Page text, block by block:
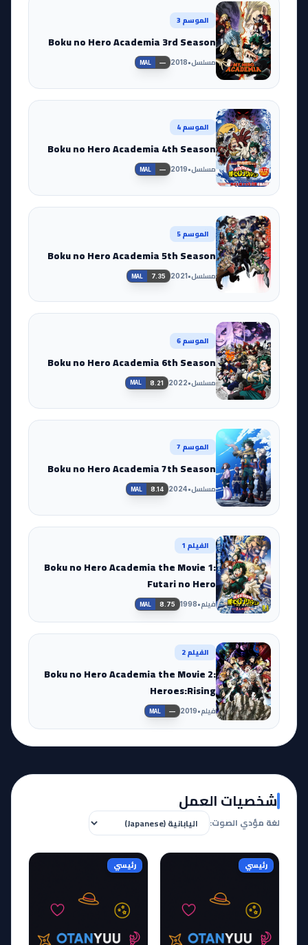
الموسم 3
Boku no Hero Academia 3rd Season
مسلسل•
2018
MAL —
الموسم 4
Boku no Hero Academia 4th Season
مسلسل•
2019
MAL —
الموسم 5
Boku no Hero Academia 5th Season
مسلسل•
2021
MAL 7.35
الموسم 6
Boku no Hero Academia 6th Season
مسلسل•
2022
MAL 8.21
الموسم 7
Boku no Hero Academia 7th Season
مسلسل•
2024
MAL 8.14
الفيلم 1
Boku no Hero Academia the Movie 1:
Futari no Hero
فيلم•
1998
MAL 8.75
الفيلم 2
Boku no Hero Academia the Movie 2:
Heroes:Rising
فيلم•
2019
MAL —
شخصيات العمل
لغة مؤدي الصوت:
رئيسي رئيسي